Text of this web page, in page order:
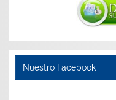
Nuestro Facebook